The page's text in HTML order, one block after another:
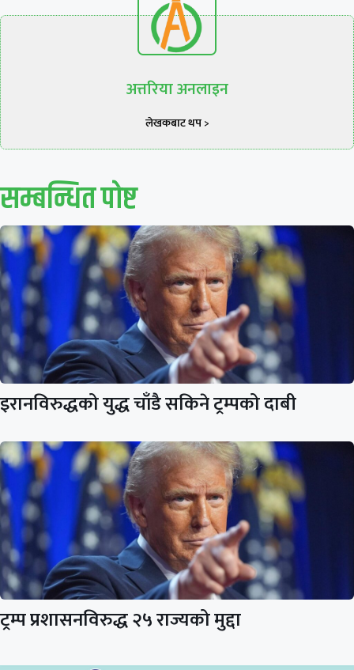
अत्तरिया अनलाइन
लेखकबाट थप >
सम्बन्धित पाेष्ट
इरानविरुद्धको युद्ध चाँडै सकिने ट्रम्पको दाबी
ट्रम्प प्रशासनविरुद्ध २५ राज्यको मुद्दा